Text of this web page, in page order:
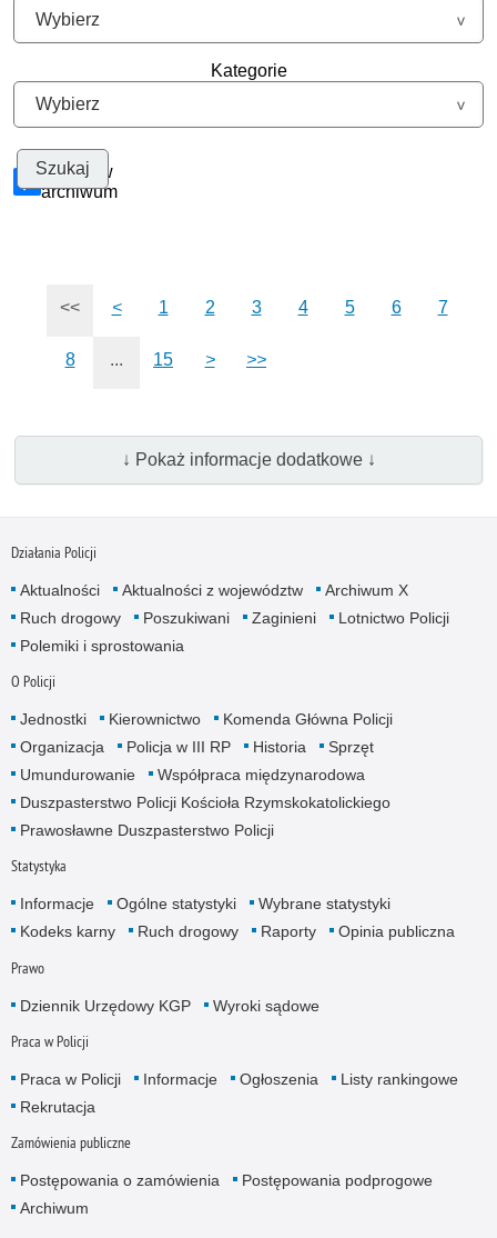
Kategorie
Szukaj w
archiwum
<< < 1 2 3 4 5 6 7
8 ... 15 > >>
↓ Pokaż informacje dodatkowe ↓
Działania Policji
Aktualności Aktualności z województw
Archiwum X
Ruch drogowy
Poszukiwani Zaginieni
Lotnictwo Policji
Polemiki i sprostowania
O Policji
Jednostki Kierownictwo
Komenda Główna Policji
Organizacja
Policja w III RP Historia
Sprzęt
Umundurowanie
Współpraca międzynarodowa
Duszpasterstwo Policji Kościoła Rzymskokatolickiego
Prawosławne Duszpasterstwo Policji
Statystyka
Informacje Ogólne statystyki
Wybrane statystyki
Kodeks karny
Ruch drogowy Raporty Opinia publiczna
Prawo
Dziennik Urzędowy KGP Wyroki sądowe
Praca w Policji
Praca w Policji Informacje Ogłoszenia
Listy rankingowe
Rekrutacja
Zamówienia publiczne
Postępowania o zamówienia
Postępowania podprogowe
Archiwum